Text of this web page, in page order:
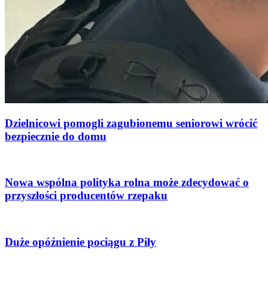
Dzielnicowi pomogli zagubionemu seniorowi wrócić
bezpiecznie do domu
Nowa wspólna polityka rolna może zdecydować o
przyszłości producentów rzepaku
Duże opóźnienie pociągu z Piły